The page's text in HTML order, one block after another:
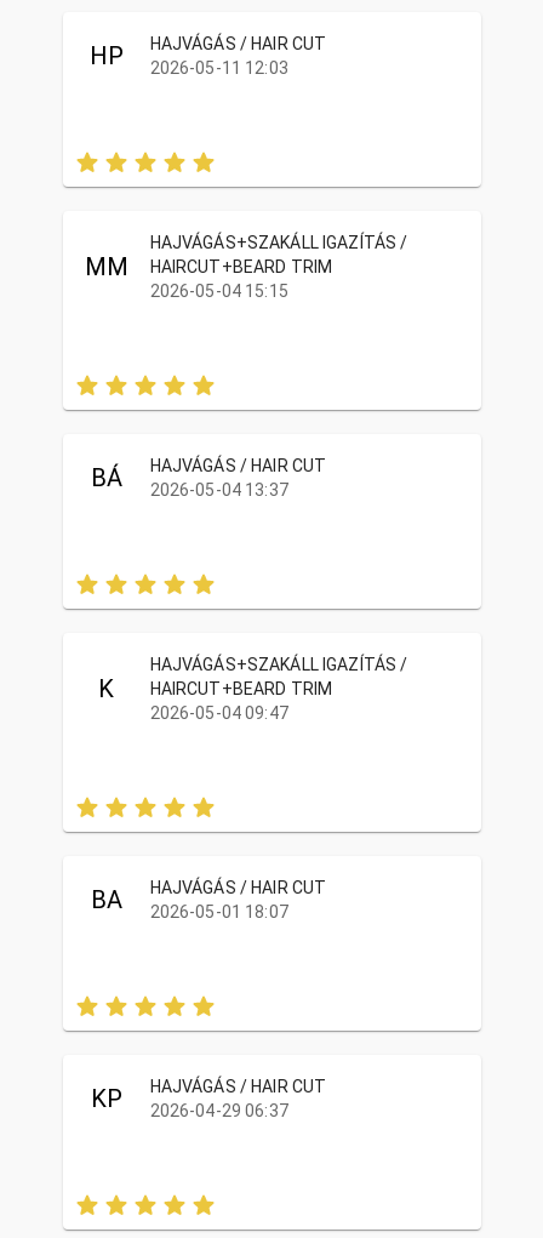
HP
HAJVÁGÁS / HAIR CUT
2026-05-11 12:03
MM
HAJVÁGÁS+SZAKÁLL IGAZÍTÁS /
HAIRCUT+BEARD TRIM
2026-05-04 15:15
BÁ
HAJVÁGÁS / HAIR CUT
2026-05-04 13:37
K
HAJVÁGÁS+SZAKÁLL IGAZÍTÁS /
HAIRCUT+BEARD TRIM
2026-05-04 09:47
BA
HAJVÁGÁS / HAIR CUT
2026-05-01 18:07
KP
HAJVÁGÁS / HAIR CUT
2026-04-29 06:37